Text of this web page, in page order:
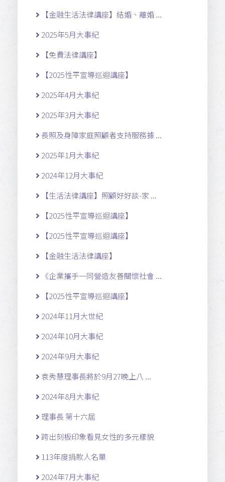
【金融生活法律講座】結婚、離婚 ...
2025年5月大事紀
【免費法律講座】
【2025性平宣導巡迴講座】
2025年4月大事紀
2025年3月大事紀
長照及身障家庭照顧者支持服務據 ...
2025年1月大事紀
2024年12月大事紀
【生活法律講座】照顧好好談-家 ...
【2025性平宣導巡迴講座】
【2025性平宣導巡迴講座】
【金融生活法律講座】
《企業攜手一同營造友善關懷社會 ...
【2025性平宣導巡迴講座】
2024年11月大世紀
2024年10月大事紀
2024年9月大事紀
袁秀慧理事長將於9月27晚上八 ...
2024年8月大事紀
理事長 第十六屆
跨出刻板印象看見女性的多元樣貌
113年度捐款人名單
2024年7月大事紀